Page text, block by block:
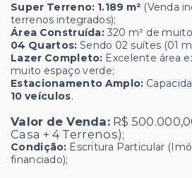
Super Terreno: 1.189 m² (Venda
terrenos integrados);
Área Construída: 320 m² de
04 Quartos: Sendo 02 suítes (01
Lazer Completo: Excelente área
muito espaço verde;
Estacionamento Amplo:
10 veículos.
Valor de Venda: R$
Casa + 4 Terrenos);
Condição: Escritura Particular
financiado);